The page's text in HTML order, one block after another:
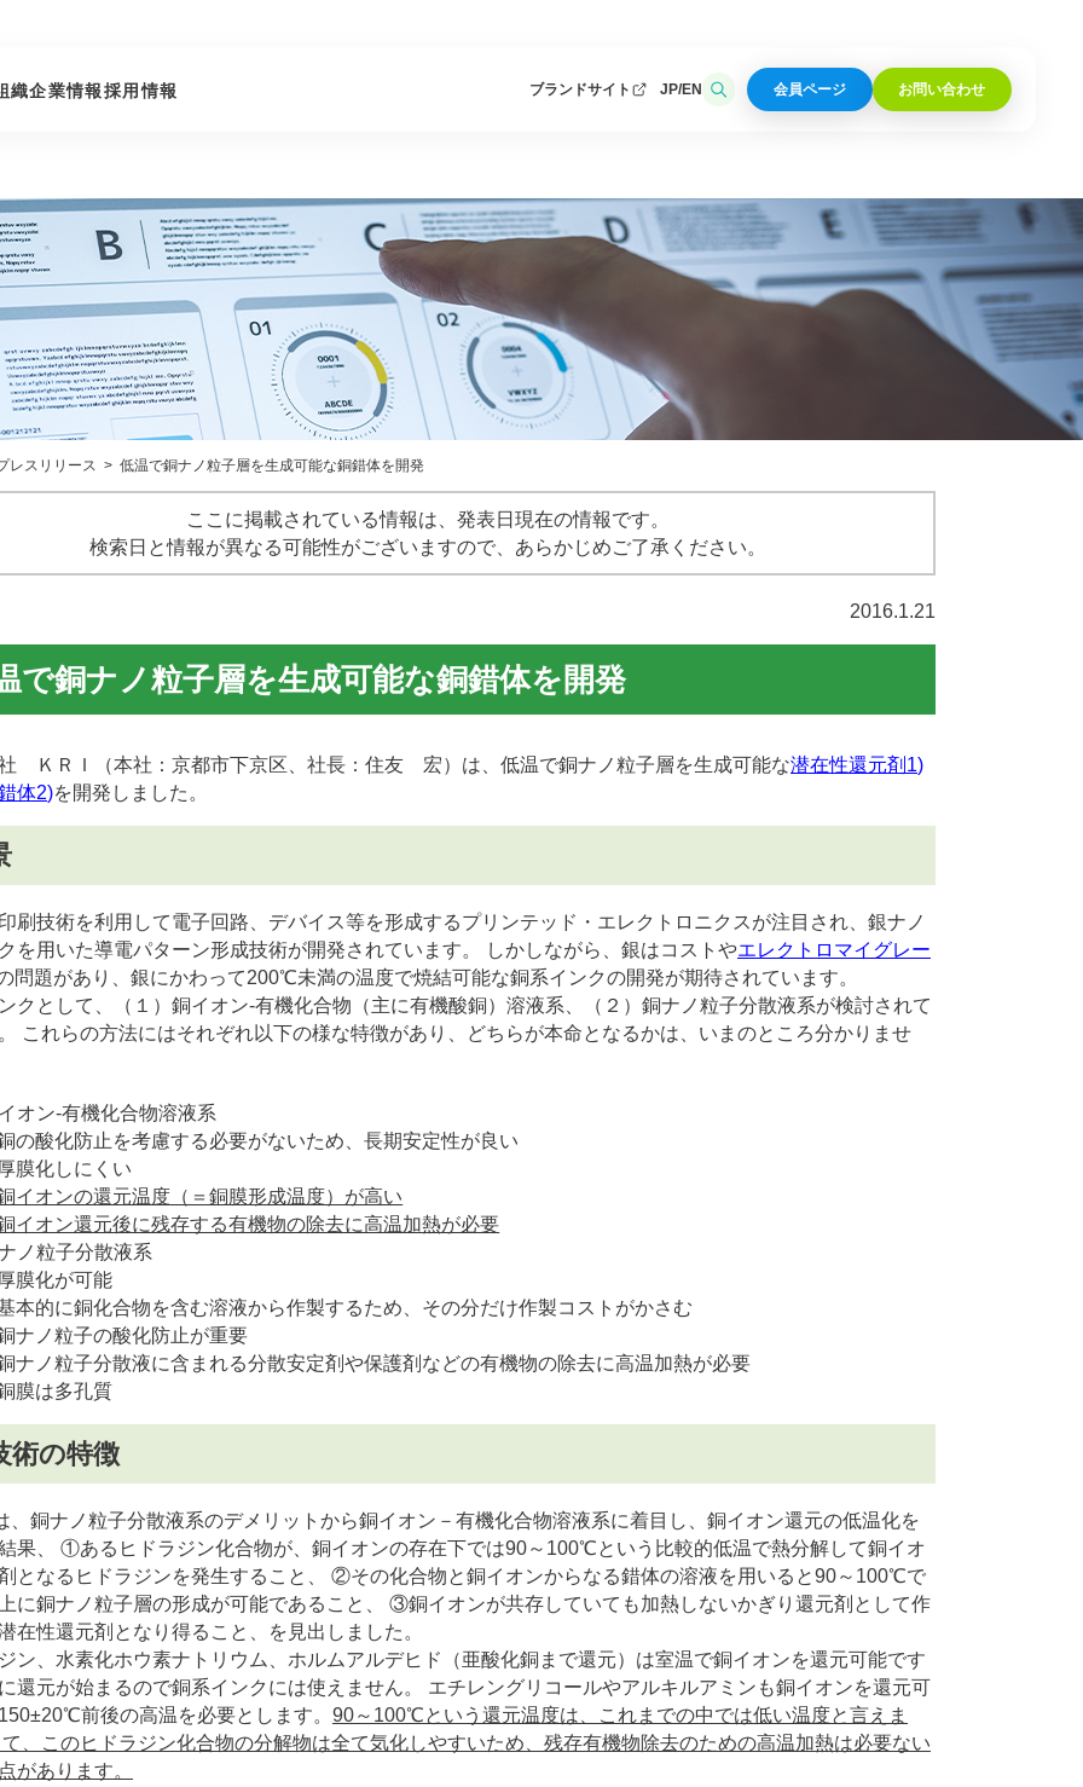
織企業情報 採用情報 ブランドサイト JP EN 会員ページ お問い合わせ
レスリリース 低温で銅ナノ粒子層を生成可能な銅錯体を開発
ここに掲載されている情報は、発表日現在の情報です。
検索日と情報が異なる可能性がございますので、あらかじめご了承ください。
2016.1.21
で銅ナノ粒子層を生成可能な銅錯体を開発
ＫＲＩ（本社：京都市下京区、社長：住友 宏）は、低温で銅ナノ粒子層を生成可能な潜在性還元剤 1)
体2)を開発しました。
技術を利用して電子回路、デバイス等を形成するプリンテッド・エレクトロニクスが注目され、銀ナノ
を用いた導電パターン形成技術が開発されています。 しかしながら、銀はコストやエレクトロマイグレー
問題があり、銀にかわって200℃未満の温度で焼結可能な銅系インクの開発が期待されています。
として、（１）銅イオン-有機化合物（主に有機酸銅）溶液系、（２）銅ナノ粒子分散液系が検討されて
これらの方法にはそれぞれ以下の様な特徴があり、どちらが本命となるかは、いまのところ分かりませ
オン-有機化合物溶液系
の酸化防止を考慮する必要がないため、長期安定性が良い
膜化しにくい
イオンの還元温度（＝銅膜形成温度）が高い
イオン還元後に残存する有機物の除去に高温加熱が必要
ノ粒子分散液系
膜化が可能
本的に銅化合物を含む溶液から作製するため、その分だけ作製コストがかさむ
ナノ粒子の酸化防止が重要
ナノ粒子分散液に含まれる分散安定剤や保護剤などの有機物の除去に高温加熱が必要
膜は多孔質
術の特徴
銅ナノ粒子分散液系のデメリットから銅イオン－有機化合物溶液系に着目し、銅イオン還元の低温化を
果、 ①あるヒドラジン化合物が、銅イオンの存在下では90～100℃という比較的低温で熱分解して銅イオ
となるヒドラジンを発生すること、 ②その化合物と銅イオンからなる錯体の溶液を用いると90～100℃で
に銅ナノ粒子層の形成が可能であること、 ③銅イオンが共存していても加熱しないかぎり還元剤として作
在性還元剤となり得ること、を見出しました。
、水素化ホウ素ナトリウム、ホルムアルデヒド（亜酸化銅まで還元）は室温で銅イオンを還元可能です
還元が始まるので銅系インクには使えません。 エチレングリコールやアルキルアミンも銅イオンを還元可
前後の高温を必要とします。 90～100℃という還元温度は、これまでの中では低い温度と言えま
、このヒドラジン化合物の分解物は全て気化しやすいため、残存有機物除去のための高温加熱は必要ない
があります。